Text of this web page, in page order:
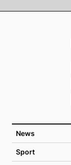
News
Sport